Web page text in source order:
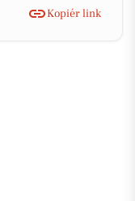
Kopiér link